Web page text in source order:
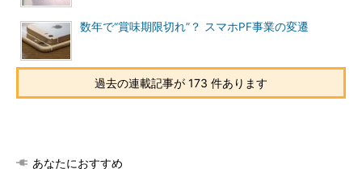
数年で“賞味期限切れ”？ スマホPF事業の変遷
過去の連載記事が 173 件あります
あなたにおすすめ